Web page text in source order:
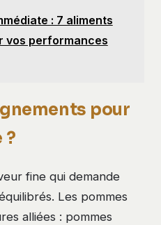
: 7 aliments
vos performances
pour
?
fine qui demande
Les pommes
alliées : pommes